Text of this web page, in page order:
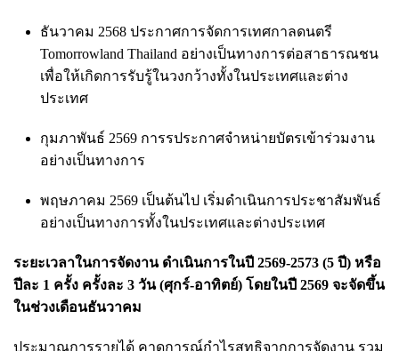
ธันวาคม 2568 ประกาศการจัดการเทศกาลดนตรี
Tomorrowland Thailand อย่างเป็นทางการต่อสาธารณชน
เพื่อให้เกิดการรับรู้ในวงกว้างทั้งในประเทศและต่าง
ประเทศ
กุมภาพันธ์ 2569 การรประกาศจำหน่ายบัตรเข้าร่วมงาน
อย่างเป็นทางการ
พฤษภาคม 2569 เป็นต้นไป เริ่มดำเนินการประชาสัมพันธ์
อย่างเป็นทางการทั้งในประเทศและต่างประเทศ
ระยะเวลาในการจัดงาน ดำเนินการในปี 2569-2573 (5 ปี) หรือ
ปีละ 1 ครั้ง ครั้งละ 3 วัน (ศุกร์-อาทิตย์) โดยในปี 2569 จะจัดขึ้น
ในช่วงเดือนธันวาคม
ประมาณการรายได้ คาดการณ์กำไรสุทธิจากการจัดงาน รวม